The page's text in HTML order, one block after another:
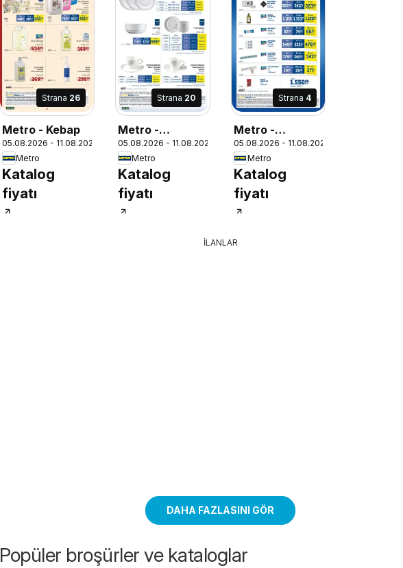
Strana 26
Metro - Kebap
05.08.2026 - 11.08.2026
Metro
Katalog
fiyatı
Strana 20
Metro -
Lokantalar
05.08.2026 - 11.08.2026
Metro
Katalog
fiyatı
Strana 4
Metro -
Olmazsa Olmaz
Ürünler
05.08.2026 - 11.08.2026
Metro
Katalog
fiyatı
İLANLAR
DAHA FAZLASINI GÖR
Popüler broşürler ve kataloglar